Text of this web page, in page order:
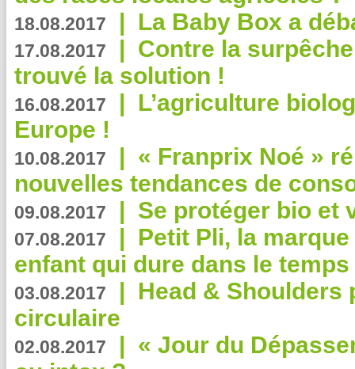
18.08.2017 | La Baby Box a
17.08.2017 | Contre la
trouvé la solution !
16.08.2017 | L’agriculture
Europe !
10.08.2017 | « Franprix Noé »
nouvelles tendances de
09.08.2017 | Se protéger bio et
07.08.2017 | Petit Pli, la
enfant qui dure dans le temps
03.08.2017 | Head & Shoulders
circulaire
02.08.2017 | « Jour du